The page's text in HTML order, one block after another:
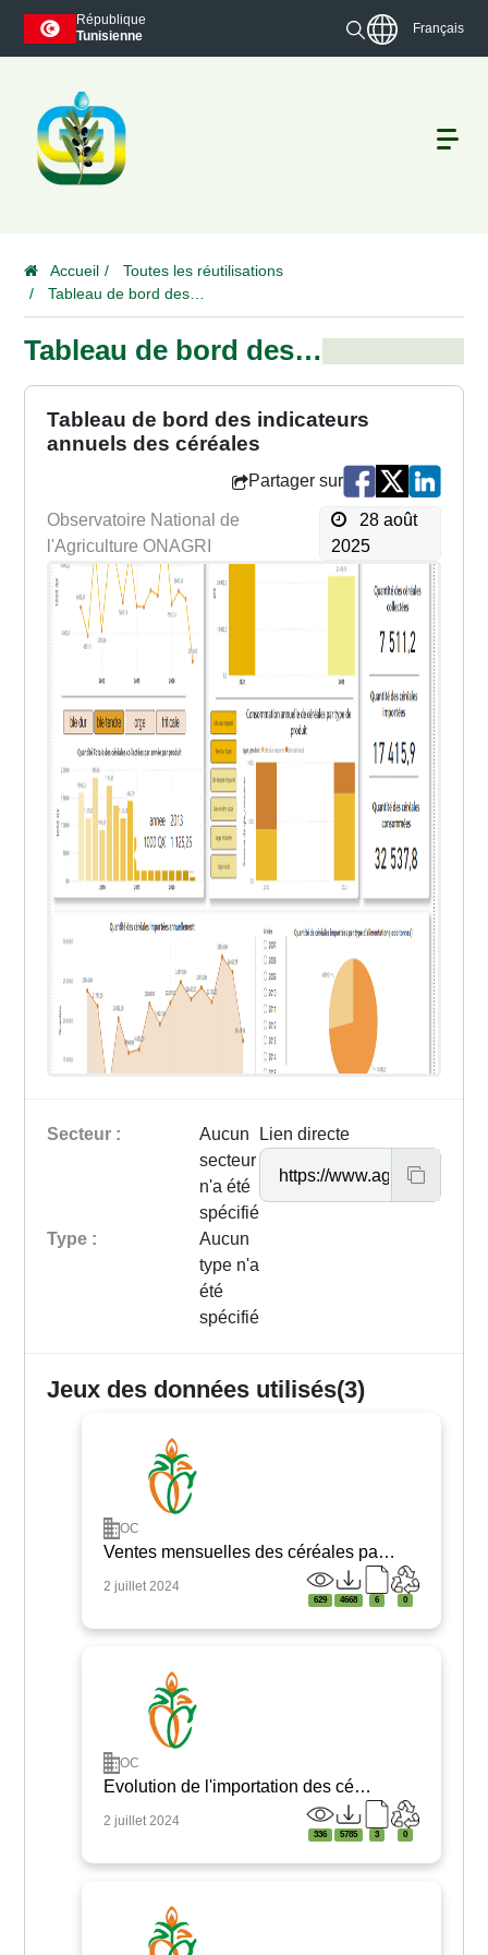
République
Tunisienne
Français
Accueil
Toutes les réutilisations
Tableau de bord des…
Tableau de bord des…
Tableau de bord des indicateurs
annuels des céréales
Partager sur
Observatoire National de
l'Agriculture ONAGRI
28 août
2025
Secteur :
Aucun
secteur
n'a été
spécifié
Type :
Aucun
type n'a
été
spécifié
Lien directe
Jeux des données utilisés(3)
OC
Ventes mensuelles des céréales pa…
2 juillet 2024
629 4668 6 0
OC
Evolution de l'importation des cé…
2 juillet 2024
336 5785 3 0